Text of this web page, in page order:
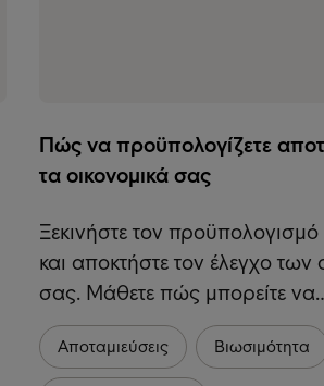
Πώς να προϋπολογίζετε
τα οικονομικά σας
Ξεκινήστε τον
και αποκτήστε τον έλεγχο των
σας. Μάθετε πώς μπορείτε
Αποταμιεύσεις Βιωσιμότητα